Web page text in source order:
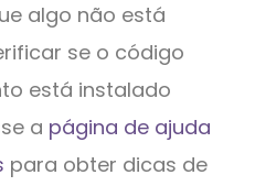
algo não está
se o código
está instalado
a página de ajuda
para obter dicas de